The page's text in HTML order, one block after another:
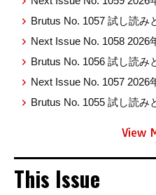
Brutus No. 1057 試し読み
Next Issue No. 1058 2026
Brutus No. 1056 試し読み
Next Issue No. 1057 2026
Brutus No. 1055 試し読み
View
This Issue